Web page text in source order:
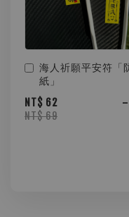
海人祈願平安符「
紙」
NT$ 62
NT$ 69
-